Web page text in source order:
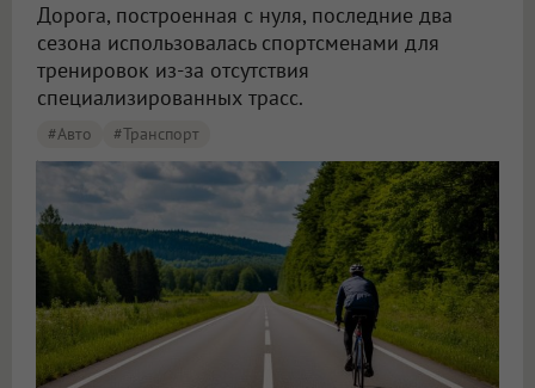
Дорога, построенная с нуля, последние два
сезона использовалась спортсменами для
тренировок из-за отсутствия
специализированных трасс.
#Авто #транспорт